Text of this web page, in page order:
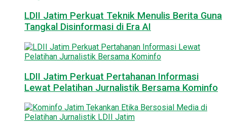
LDII Jatim Perkuat Teknik Menulis Berita Guna
Tangkal Disinformasi di Era AI
LDII Jatim Perkuat Pertahanan Informasi
Lewat Pelatihan Jurnalistik Bersama Kominfo